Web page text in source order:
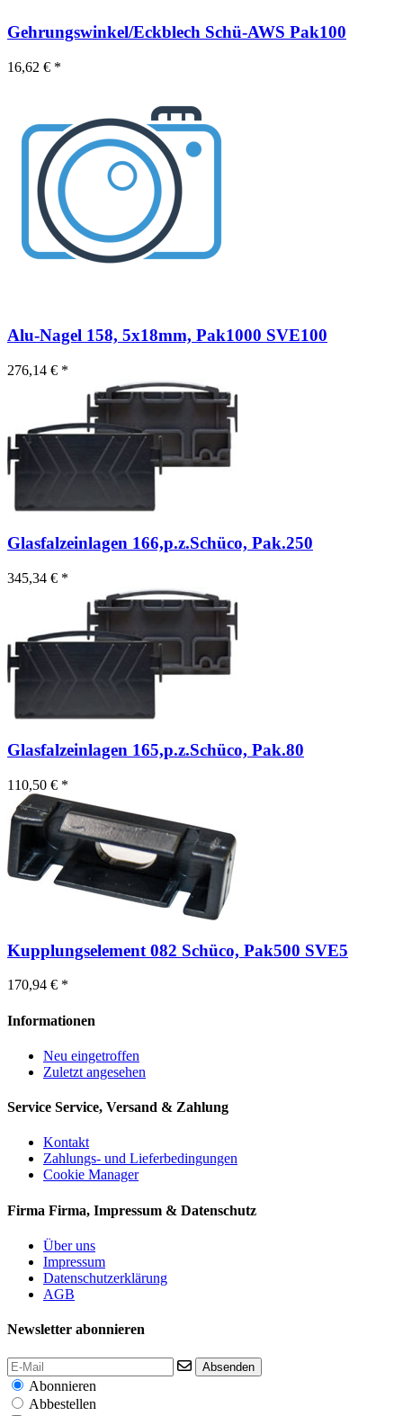
Gehrungswinkel/Eckblech Schü-AWS Pak100
16,62 € *
Alu-Nagel 158, 5x18mm, Pak1000 SVE100
276,14 € *
Glasfalzeinlagen 166,p.z.Schüco, Pak.250
345,34 € *
Glasfalzeinlagen 165,p.z.Schüco, Pak.80
110,50 € *
Kupplungselement 082 Schüco, Pak500 SVE5
170,94 € *
Informationen
Neu eingetroffen
Zuletzt angesehen
Service Service, Versand & Zahlung
Kontakt
Zahlungs- und Lieferbedingungen
Cookie Manager
Firma Firma, Impressum & Datenschutz
Über uns
Impressum
Datenschutzerklärung
AGB
Newsletter abonnieren
Absenden
Abonnieren
Abbestellen